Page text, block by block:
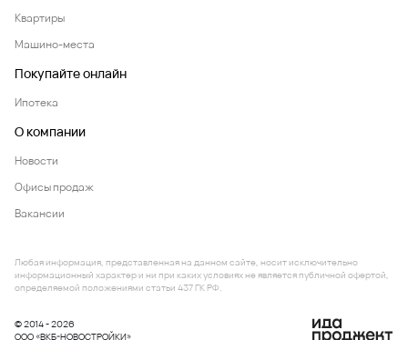
Квартиры
Машино-места
Покупайте онлайн
Ипотека
О компании
Новости
Офисы продаж
Вакансии
© 2014 - 2026
ООО «ВКБ-НОВОСТРОЙКИ»
Любая информация, представленная на данном сайте, носит исключительно
информационный характер и ни при каких условиях не является публичной офертой,
определяемой положениями статьи 437 ГК РФ.